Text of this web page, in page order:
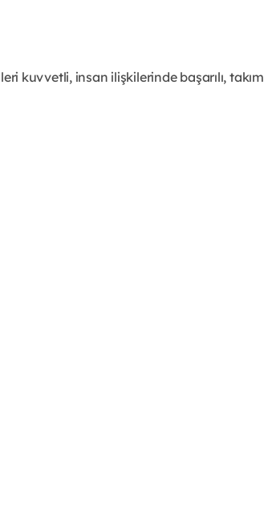
kuvvetli, insan ilişkilerinde başarılı, takım